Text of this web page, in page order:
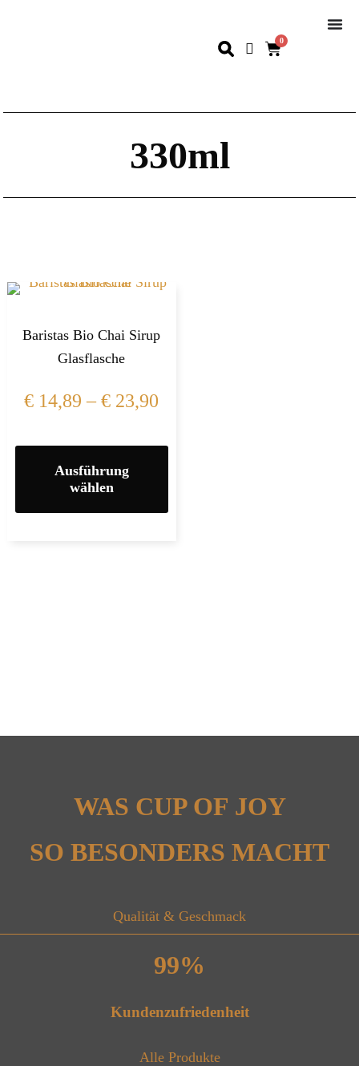
0
330ml
Baristas Bio Chai Sirup
Glasflasche
€ 14,89 –€ 23,90
Ausführung
wählen
WAS CUP OF JOY
SO BESONDERS MACHT
Qualität & Geschmack
99%
Kundenzufriedenheit
Alle Produkte